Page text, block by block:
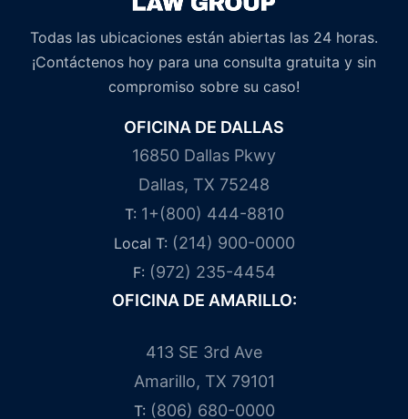
Todas las ubicaciones están abiertas las 24 horas.
¡Contáctenos hoy para una consulta gratuita y sin
compromiso sobre su caso!
OFICINA DE DALLAS
16850 Dallas Pkwy
Dallas, TX 75248
T: 1+(800) 444-8810
Local T: (214) 900-0000
F: (972) 235-4454
OFICINA DE AMARILLO:
413 SE 3rd Ave
Amarillo, TX 79101
T: (806) 680-0000